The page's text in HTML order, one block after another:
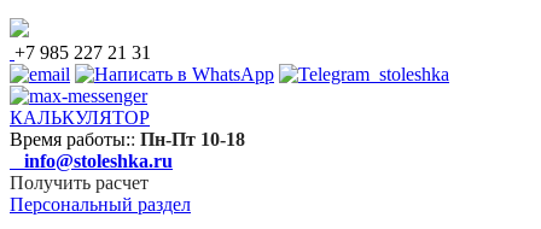
+7 985 227 21 31
КАЛЬКУЛЯТОР
Время работы:: Пн-Пт 10-18
info@stoleshka.ru
Получить расчет
Персональный раздел